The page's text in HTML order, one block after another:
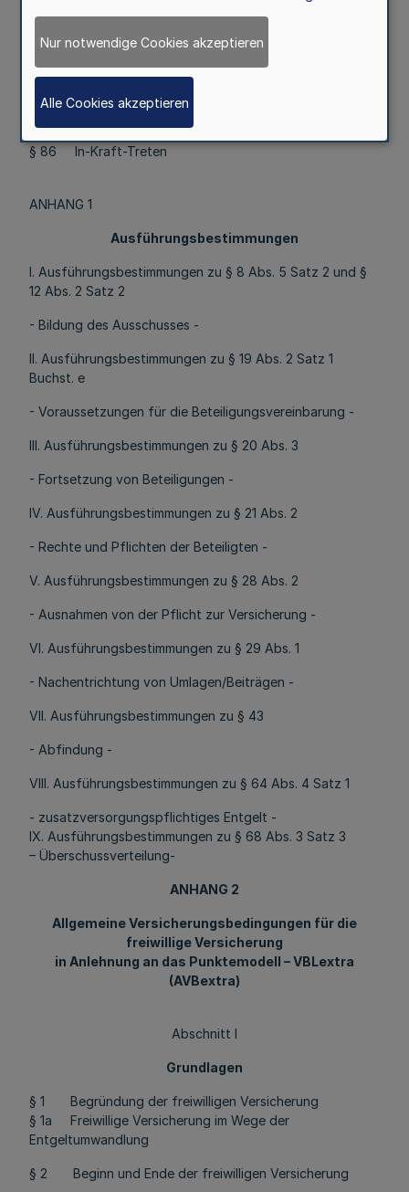
§ 84 Sonderregelung für die Jahre 2001 und 2002
Abschnitt VSterbegeld
§ 85 Sterbegeld
§ 86 In-Kraft-Treten
ANHANG 1
Ausführungsbestimmungen
I. Ausführungsbestimmungen zu § 8 Abs. 5 Satz 2 und §
12 Abs. 2 Satz 2
- Bildung des Ausschusses -
II. Ausführungsbestimmungen zu § 19 Abs. 2 Satz 1
Buchst. e
- Voraussetzungen für die Beteiligungsvereinbarung -
III. Ausführungsbestimmungen zu § 20 Abs. 3
- Fortsetzung von Beteiligungen -
IV. Ausführungsbestimmungen zu § 21 Abs. 2
- Rechte und Pflichten der Beteiligten -
V. Ausführungsbestimmungen zu § 28 Abs. 2
- Ausnahmen von der Pflicht zur Versicherung -
VI. Ausführungsbestimmungen zu § 29 Abs. 1
- Nachentrichtung von Umlagen/Beiträgen -
VII. Ausführungsbestimmungen zu § 43
- Abfindung -
VIII. Ausführungsbestimmungen zu § 64 Abs. 4 Satz 1
- zusatzversorgungspflichtiges Entgelt -
IX. Ausführungsbestimmungen zu § 68 Abs. 3 Satz 3
– Überschussverteilung-
ANHANG 2
Allgemeine Versicherungsbedingungen für die
freiwillige Versicherung
in Anlehnung an das Punktemodell – VBLextra
(AVBextra)
Abschnitt I
Grundlagen
§ 1 Begründung der freiwilligen Versicherung
§ 1a Freiwillige Versicherung im Wege der
Entgeltumwandlung
§ 2 Beginn und Ende der freiwilligen Versicherung
Nur notwendige Cookies akzeptieren
Alle Cookies akzeptieren